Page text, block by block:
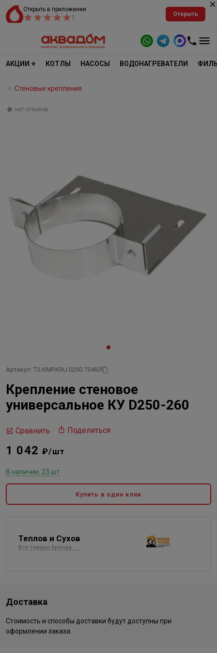
Открыть в приложении
1
Открыть
АКЦИИ ⭐ КОТЛЫ НАСОСЫ ВОДОНАГРЕВАТЕЛИ
Стеновые крепления
нет отзывов
Артикул: TS.KMP.KRU.0260.73460
Крепление стеновое
универсальное КУ D250-260
Сравнить Поделиться
1 042₽/шт
В наличии: 23 шт
Купить в один клик
Теплов и Сухов
Все товары бренда
Доставка
Стоимость и способы доставки будут доступны при
оформлении заказа.